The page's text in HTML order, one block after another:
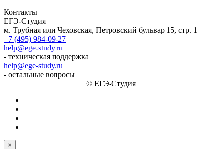
Контакты
ЕГЭ-Студия
м. Трубная или Чеховская, Петровский бульвар 15, стр. 1
+7 (495) 984-09-27
help@ege-study.ru
- техническая поддержка
help@ege-study.ru
- остальные вопросы
© ЕГЭ-Студия
×